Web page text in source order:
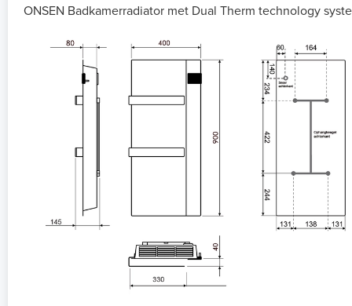
ONSEN Badkamerradiator met Dual Therm technology